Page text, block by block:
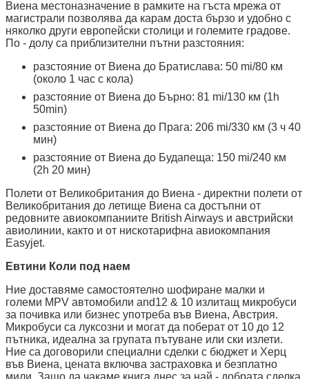
Виена местоназначение в рамките на гъста мрежа от
магистрали позволява да карам доста бързо и удобно с
няколко други европейски столици и големите градове.
По - долу са приблизителни пътни разстояния:
разстояние от Виена до Братислава: 50 mi/80 км
(около 1 час с кола)
разстояние от Виена до Бърно: 81 mi/130 км (1h
50min)
разстояние от Виена до Прага: 206 mi/330 км (3 ч 40
мин)
разстояние от Виена до Будапеща: 150 mi/240 км
(2h 20 мин)
Полети от Великобритания до Виена - директни полети от
Великобритания до летище Виена са достъпни от
редовните авиокомпаниите British Airways и австрийски
авиолинии, както и от нискотарифна авиокомпания
Easyjet.
Евтини Коли под наем
Ние доставяме самостоятелно шофиране малки и
големи MPV автомобили and12 & 10 излитащ микробуси
за почивка или бизнес употреба във Виена, Австрия.
Микробуси са луксозни и могат да поберат от 10 до 12
пътника, идеална за групата пътуване или ски излети.
Ние са договорили специални сделки с бюджет и Херц
във Виена, цената включва застраховка и безплатно
мили. Защо да чакаме книга днес за най - добрата сделка.